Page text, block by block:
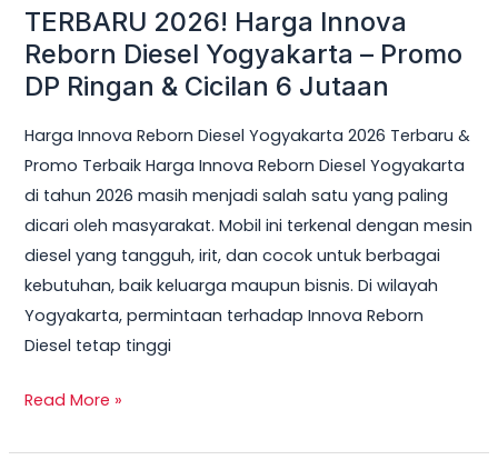
TERBARU 2026! Harga Innova
Reborn Diesel Yogyakarta – Promo
DP Ringan & Cicilan 6 Jutaan
Harga Innova Reborn Diesel Yogyakarta 2026 Terbaru &
Promo Terbaik Harga Innova Reborn Diesel Yogyakarta
di tahun 2026 masih menjadi salah satu yang paling
dicari oleh masyarakat. Mobil ini terkenal dengan mesin
diesel yang tangguh, irit, dan cocok untuk berbagai
kebutuhan, baik keluarga maupun bisnis. Di wilayah
Yogyakarta, permintaan terhadap Innova Reborn
Diesel tetap tinggi
&
Cicilan
6
Read More »